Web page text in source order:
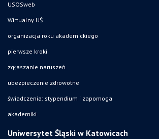
USOSweb
Wirtualny UŚ
organizacja roku akademickiego
pierwsze kroki
zgłaszanie naruszeń
ubezpieczenie zdrowotne
świadczenia: stypendium i zapomoga
akademiki
Uniwersytet Śląski w Katowicach